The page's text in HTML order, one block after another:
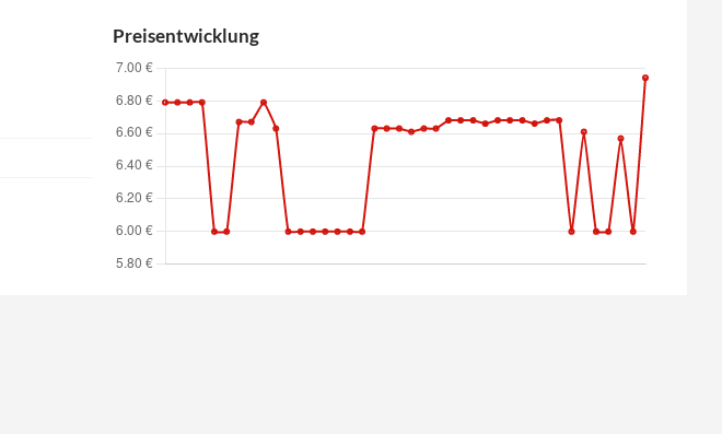
Preisentwicklung